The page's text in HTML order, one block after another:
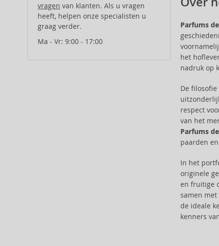
Parfums
het
nadruk op
De filosofie
respect
van het
Parfums
paarden
In het
originele
en fruitige
samen
de ideale
kenners
Alberta Ferretti (1)
Alcina (156)
Alexander McQueen (2)
Alexandre.J (31)
vragen van klanten. Als u vragen
heeft, helpen onze specialisten u
graag verder.
Ma - Vr: 9:00 - 17:00